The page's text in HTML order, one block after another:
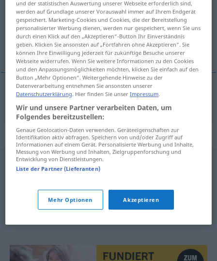
Übersicht aller Übersetzungen
(Für mehr Details die Übersetzung anklicken/antippen)
refrescante
refrescante erfrischend
Synonyme für "erfrischend"
(jemanden) irritieren,verwunderlich (finden)
anregend,prickelnd (ugs.), belebend
und der statistischen Auswertung unserer Webseite erforderlich sind,
werden auf Grundlage unserer Vorauswahl immer auf Ihrem Endgerät
gespeichert. Marketing-Cookies und Cookies, die der Bereitstellung
personalisierter Werbung dienen, werden nur gespeichert, wenn Sie uns
durch einen Klick auf den „Akzeptieren“-Button Ihr Einverständnis
geben. Klicken Sie ansonsten auf „Fortfahren ohne Akzeptieren“. Sie
können Ihre Einwilligung jederzeit für zukünftige Besuche unserer
Webseite widerrufen. Wenn Sie weitere Informationen zu den Cookies
und den Anpassungsmöglichkeiten möchten, klicken Sie einfach auf den
Button „Mehr Optionen“. Weitergehende Hinweise zu der
Datenverarbeitung entnehmen Sie ansonsten unserer
Datenschutzerklärung. Hier finden Sie unserImpressum.
Wir und unsere Partner verarbeiten Daten, um
Folgendes bereitzustellen:
Genaue Geolocation-Daten verwenden. Geräteeigenschaften zur
Identifikation aktiv abfragen. Speichern von und/oder Zugriff auf
Informationen auf einem Gerät. Personalisierte Werbung und Inhalte,
Messung von Werbung und Inhalten, Zielgruppenforschung und
Entwicklung von Dienstleistungen.
Liste der Partner (Lieferanten)
Mehr Optionen Akzeptieren